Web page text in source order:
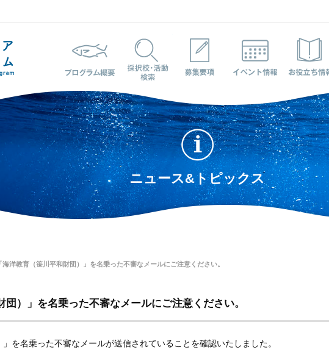
ニュース&トピックス
洋教育（笹川平和財団）」を名乗った不審なメールにご注意ください。
団）」を名乗った不審なメールにご注意ください。
」を名乗った不審なメールが送信されていることを確認いたしました。